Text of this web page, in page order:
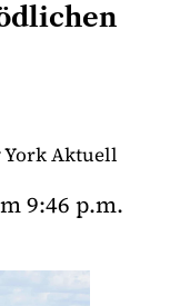
York Aktuell
9:46 p.m.